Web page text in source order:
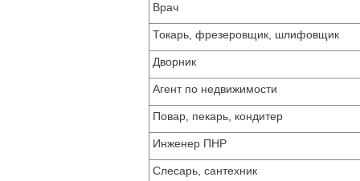
Врач
Токарь, фрезеровщик, шлифовщик
Дворник
Агент по недвижимости
Повар, пекарь, кондитер
Инженер ПНР
Слесарь, сантехник